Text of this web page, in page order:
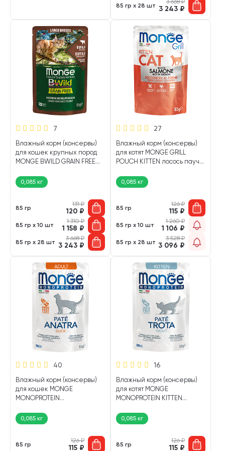
85 гр х 28 шт 3 243 ₽
7
Влажный корм (консервы)
для кошек крупных пород
MONGE BWILD GRAIN FREE
овощи в соусе пауч (85 гр)
0,085 кг
85 гр
131₽
120 ₽
85 гр х 10 шт
1 310₽
1 158 ₽
85 гр х 28 шт
3 668₽
3 243 ₽
27
Влажный корм (консервы)
для котят MONGE GRILL
POUCH KITTEN лосось пауч
0,085 кг
85 гр
126₽
115 ₽
85 гр х 10 шт
1 260₽
1 106 ₽
85 гр х 28 шт
3 528₽
3 096 ₽
40
Влажный корм (консервы)
для кошек MONGE
MONOPROTEIN
гр)0,085 кг
85 гр
126₽
115 ₽
16
Влажный корм (консервы)
для котят MONGE
MONOPROTEIN KITTEN
(85 гр)
0,085 кг
85 гр
126₽
115 ₽